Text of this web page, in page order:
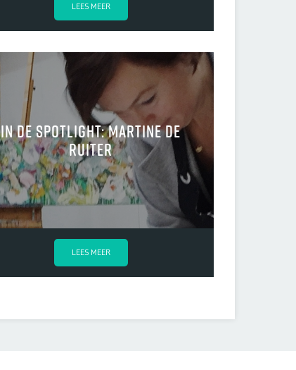
LEES MEER
In de spotlight: Martine de
Ruiter
LEES MEER